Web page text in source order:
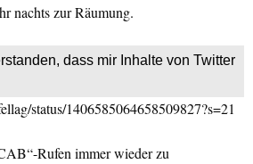
nachts zur Räumung.
dass mir Inhalte von Twitter
status/1406585064658509827?s=21
Rufen immer wieder zu